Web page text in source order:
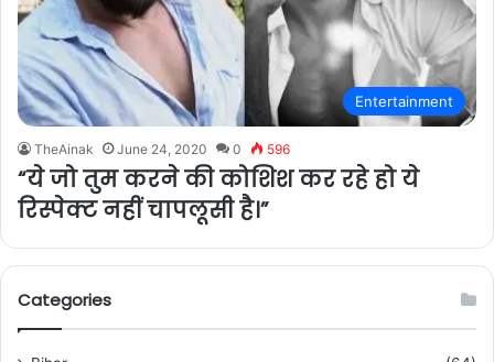
Entertainment
TheAinak June 24, 2020 0 596
“ये जो तुम करने की कोशिश कर रहे हो ये
रिस्पेक्ट नहीं चापलूसी है।”
Categories